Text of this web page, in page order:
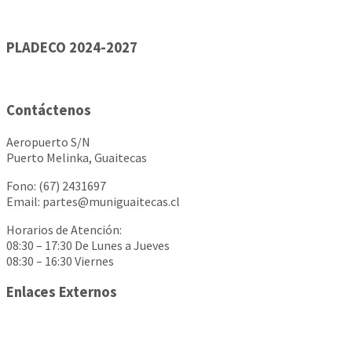
PLADECO 2024-2027
Contáctenos
Aeropuerto S/N
Puerto Melinka, Guaitecas
Fono: (67) 2431697
Email: partes@muniguaitecas.cl
Horarios de Atención:
08:30 – 17:30 De Lunes a Jueves
08:30 – 16:30 Viernes
Enlaces Externos